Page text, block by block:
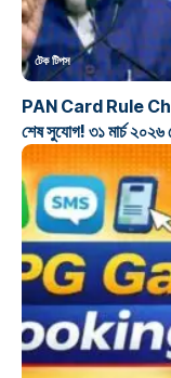
টেক টিপস
PAN Card Rule
শেষ সুযোগ! ৩১ মার্চ ২০২৬